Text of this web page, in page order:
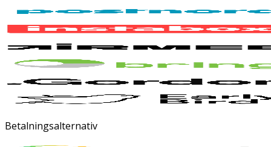
Betalningsalternativ